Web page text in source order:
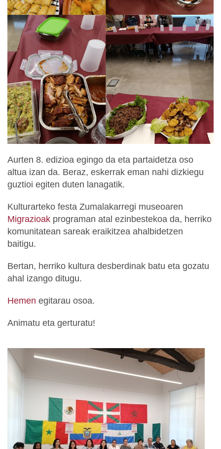
Aurten 8. edizioa egingo da eta partaidetza oso
altua izan da. Beraz, eskerrak eman nahi dizkiegu
guztioi egiten duten lanagatik.
Kulturarteko festa Zumalakarregi museoaren
Migrazioak programan atal ezinbestekoa da, herriko
komunitatean sareak eraikitzea ahalbidetzen
baitigu.
Bertan, herriko kultura desberdinak batu eta gozatu
ahal izango ditugu.
Hemen egitarau osoa.
Animatu eta gerturatu!